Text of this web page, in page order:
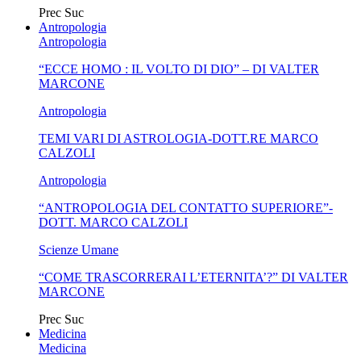
Prec Suc
Antropologia
Antropologia
“ECCE HOMO : IL VOLTO DI DIO” – DI VALTER
MARCONE
Antropologia
TEMI VARI DI ASTROLOGIA-DOTT.RE MARCO
CALZOLI
Antropologia
“ANTROPOLOGIA DEL CONTATTO SUPERIORE”-
DOTT. MARCO CALZOLI
Scienze Umane
“COME TRASCORRERAI L’ETERNITA’?” DI VALTER
MARCONE
Prec Suc
Medicina
Medicina